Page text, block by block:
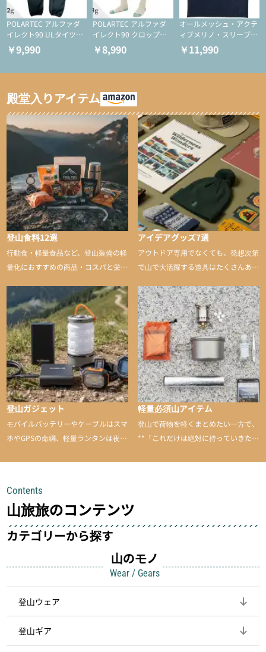
POLARTEC アルファダ
イレクト90 ULタイツ
（アクティブインサレー
ション/テント泊用パジ
￥9,990
POLARTEC アルファダ
イレクト90 クロップド
ULタイツ（アクティブ
インサレーション/テン
￥8,990
オールメッシュ・アクテ
ィブメリノ・スリーブレ
ス
￥11,990
殿堂入りアイテム
登山食料12選
行動食・軽量食品など、登山装備の軽
量化におすすめの商品・コスパと栄養
アイデアグッズ7選
アウトドア専用でなくても、発想次第
で山で大活躍する道具はたくさんあり
山に持ち込むと快適性や安心感をグッ
と引き上げてくれる――そんな意外性
のあるアイテムを紹介
登山ガジェット
モバイルバッテリーやケーブルはスマ
ホやGPSの命綱、軽量ランタンは夜間
して安全にしてくれます
軽量必須山アイテム
登山で荷物を軽くまとめたい一方で、
**「これだけは絶対に持っていきた
Contents
山旅旅のコンテンツ
カテゴリーから探す
山のモノ
Wear / Gears
登山ウェア
登山ギア